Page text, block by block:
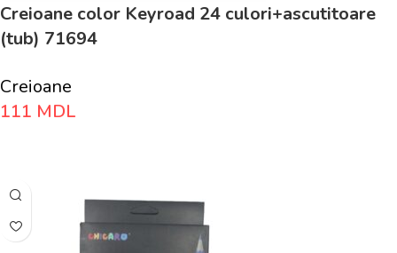
Creioane color Keyroad 24 culori+ascutitoare
(tub) 71694
Creioane
111 MDL